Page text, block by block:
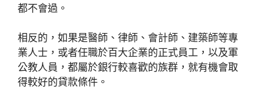
都不會過。
相反的，如果是醫師、律師、會計師、建築師等專
業人士，或者任職於百大企業的正式員工，以及軍
公教人員，都屬於銀行較喜歡的族群，就有機會取
得較好的貸款條件。